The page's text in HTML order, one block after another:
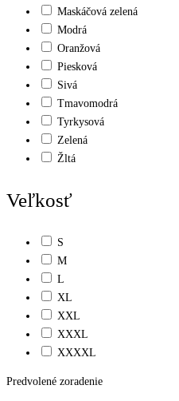
Maskáčová zelená
Modrá
Oranžová
Piesková
Sivá
Tmavomodrá
Tyrkysová
Zelená
Žltá
Veľkosť
S
M
L
XL
XXL
XXXL
XXXXL
Predvolené zoradenie